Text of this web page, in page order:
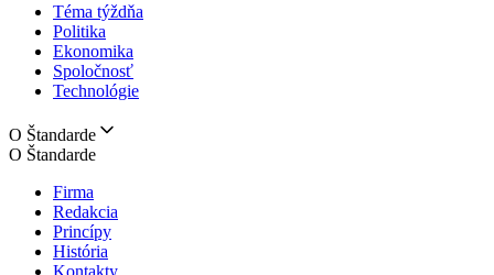
Téma týždňa
Politika
Ekonomika
Spoločnosť
Technológie
O Štandarde
O Štandarde
Firma
Redakcia
Princípy
História
Kontakty